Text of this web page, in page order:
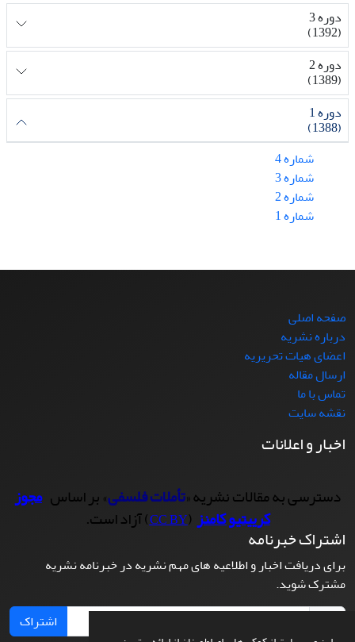
دوره 3
(1392)
دوره 2
(1389)
دوره 1
(1388)
شماره 4
شماره 3
شماره 2
شماره 1
صفحه اصلی
درباره نشریه
اعضای هیات تحریریه
ارسال مقاله
تماس با ما
نقشه سایت
اخبار و اعلانات
دسترسی به مقالات نشریه «تأملات فلسفی» بر اساس مجوز
کرییتیو کامنز(
CC BY) آزاد است.
اشتراک خبرنامه
برای دریافت اخبار و اطلاعیه های مهم نشریه در خبرنامه نشریه
مشترک شوید.
اشتراک